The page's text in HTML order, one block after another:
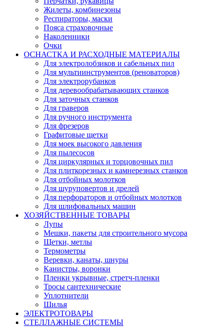
Жилеты, комбинезоны
Респираторы, маски
Пояса страховочные
Наколенники
Очки
ОСНАСТКА И РАСХОДНЫЕ МАТЕРИАЛЫ
Для электролобзиков и сабельных пил
Для мультиинструментов (реноваторов)
Для электрорубанков
Для деревообрабатывающих станков
Для заточных станков
Для граверов
Для ручного инструмента
Для фрезеров
Графитовые щетки
Для моек высокого давления
Для пылесосов
Для циркулярных и торцовочных пил
Для плиткорезных и камнерезных станков
Для отбойных молотков
Для шуруповертов и дрелей
Для перфораторов и отбойных молотков
Для шлифовальных машин
ХОЗЯЙСТВЕННЫЕ ТОВАРЫ
Лупы
Мешки, пакеты для строительного мусора
Щетки, метлы
Термометры
Веревки, канаты, шнуры
Канистры, воронки
Пленки укрывные, стретч-пленки
Тросы сантехнические
Уплотнители
Шилья
ЭЛЕКТРОТОВАРЫ
СТЕЛЛАЖНЫЕ СИСТЕМЫ